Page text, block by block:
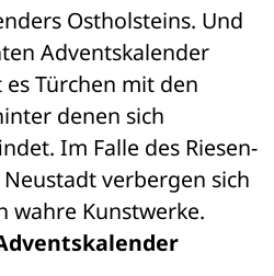
Ostholsteins. Und
Adventskalender
Türchen mit den
denen sich
Im Falle des Riesen-
verbergen sich
wahre Kunstwerke.